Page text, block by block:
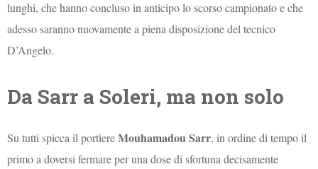
lunghi, che hanno concluso in anticipo lo scorso campionato e che
adesso saranno nuovamente a piena disposizione del tecnico
D’Angelo.
Da Sarr a Soleri, ma non solo
Su tutti spicca il portiereMouhamadou Sarr, in ordine di tempo il
primo a doversi fermare per una dose di sfortuna decisamente